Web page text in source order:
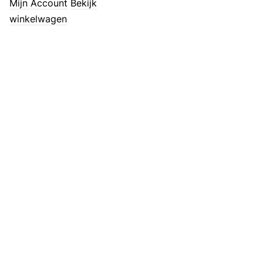
Mijn Account Bekijk
winkelwagen